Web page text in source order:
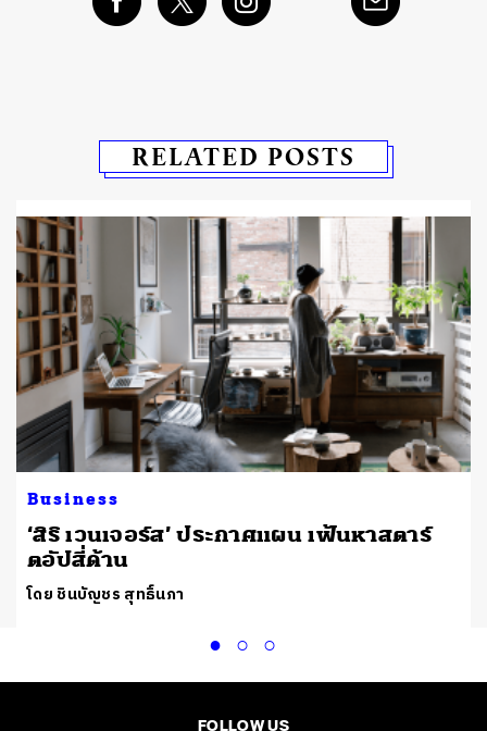
RELATED POSTS
Business
‘สิริ เวนเจอร์ส’ ประกาศแผน เฟ้นหาสตาร์
ตอัปสี่ด้าน
โดย ชินบัญชร สุทธิ์นภา
FOLLOW US